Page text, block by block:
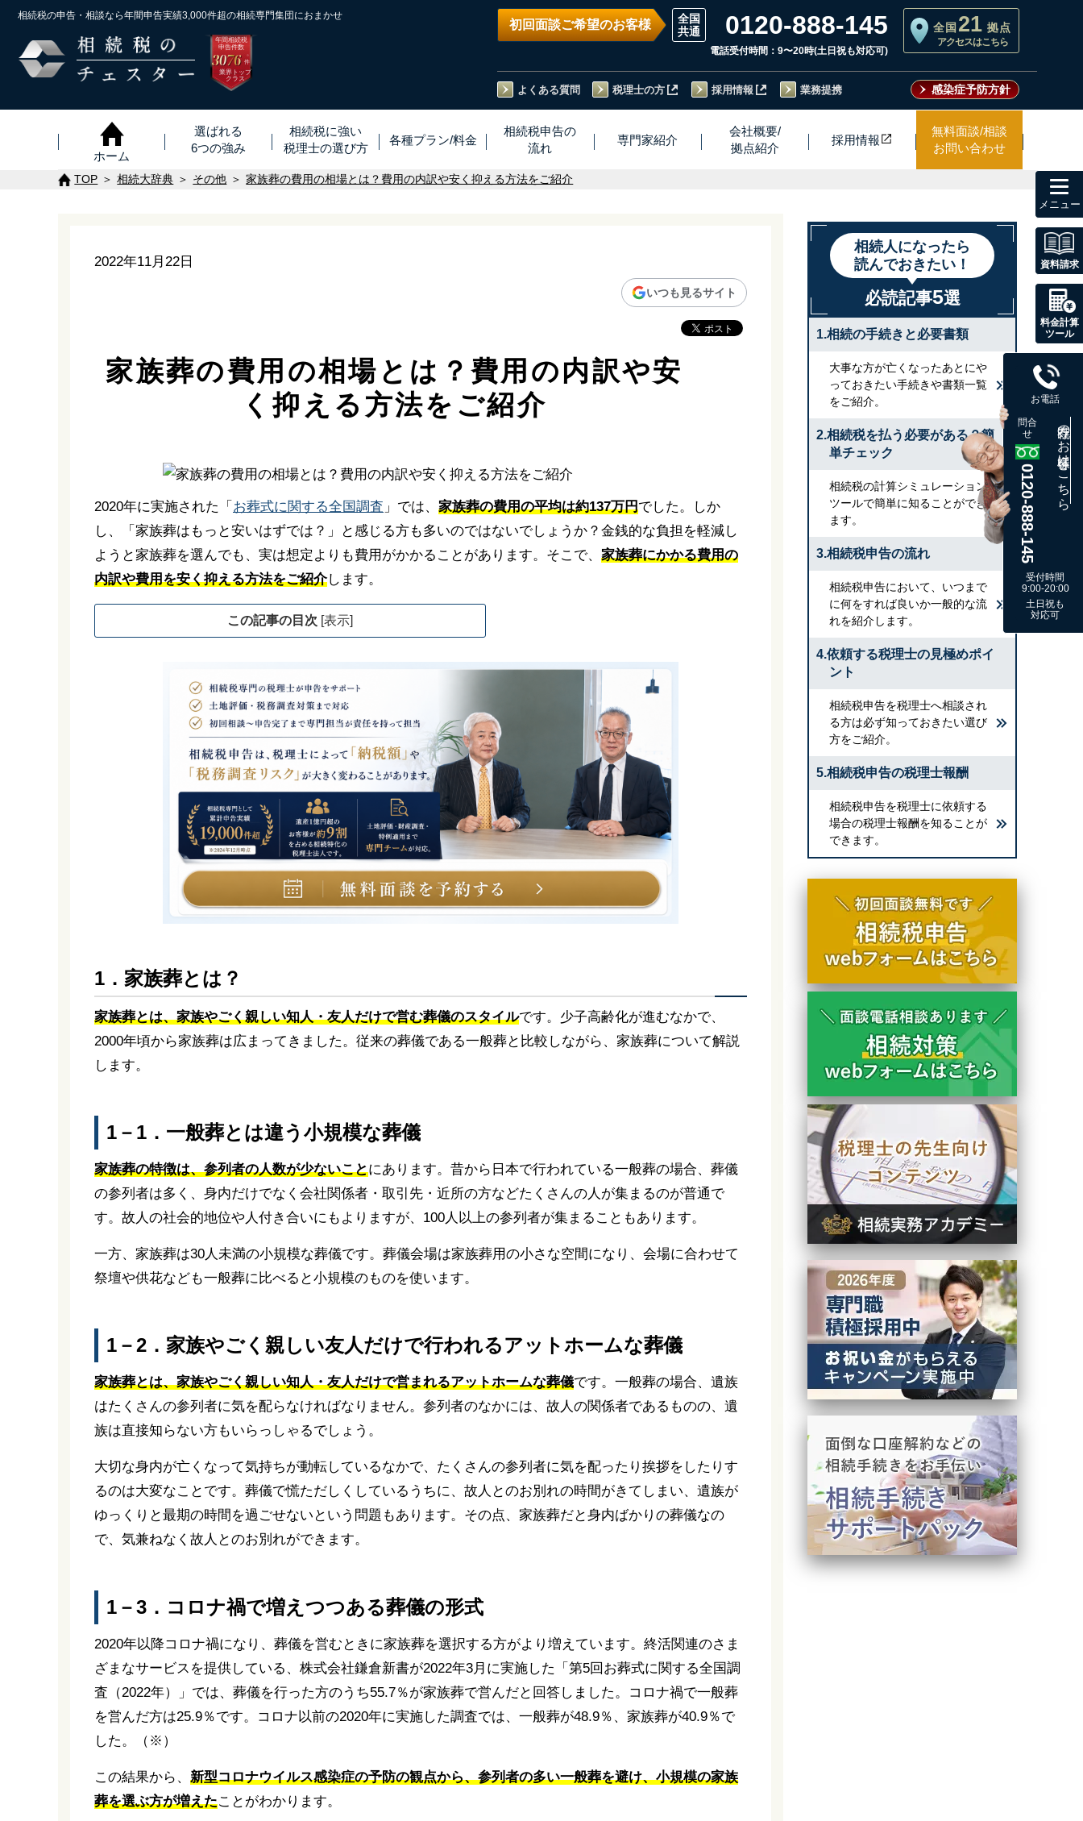
相続税の申告・相談なら年間申告実績3,000件超の相続専門集団におまかせ
年間相続税
申告件数
3076 ※
件
業界トップ
クラス
初回面談ご希望のお客様 0120-888-145
電話受付時間：9〜20時(土日祝も対応可)
全国 21 拠点
アクセスはこちら
よくある質問 税理士の方 採用情報 業務提携 感染症予防方針
ホーム
選ばれる
6つの強み
相続税に強い
税理士の選び方
各種プラン/料金
相続税申告の
流れ
専門家紹介
会社概要/
拠点紹介
採用情報
無料面談/相談
お問い合わせ
TOP 相続大辞典 その他 家族葬の費用の相場とは？費用の内訳や安く抑える方法をご紹介
2022年11月22日
いつも見るサイト
家族葬の費用の相場とは？費用の内訳や安
く抑える方法をご紹介
2020年に実施された「 お葬式に関する全国調査 」では、 家族葬の費用の平均は約137万円でした。しか
し、「家族葬はもっと安いはずでは？」と感じる方も多いのではないでしょうか？金銭的な負担を軽減し
ようと家族葬を選んでも、実は想定よりも費用がかかることがあります。そこで、 家族葬にかかる費用の
内訳や費用を安く抑える方法をご紹介します。
この記事の目次 [表示]
1．家族葬とは？
家族葬とは、家族やごく親しい知人・友人だけで営む葬儀のスタイルです。少子高齢化が進むなかで、
2000年頃から家族葬は広まってきました。従来の葬儀である一般葬と比較しながら、家族葬について解説
します。
1－1．一般葬とは違う小規模な葬儀
家族葬の特徴は、参列者の人数が少ないことにあります。昔から日本で行われている一般葬の場合、葬儀
の参列者は多く、身内だけでなく会社関係者・取引先・近所の方などたくさんの人が集まるのが普通で
す。故人の社会的地位や人付き合いにもよりますが、100人以上の参列者が集まることもあります。
一方、家族葬は30人未満の小規模な葬儀です。葬儀会場は家族葬用の小さな空間になり、会場に合わせて
祭壇や供花なども一般葬に比べると小規模のものを使います。
1－2．家族やごく親しい友人だけで行われるアットホームな葬儀
家族葬とは、家族やごく親しい知人・友人だけで営まれるアットホームな葬儀です。一般葬の場合、遺族
はたくさんの参列者に気を配らなければなりません。参列者のなかには、故人の関係者であるものの、遺
族は直接知らない方もいらっしゃるでしょう。
大切な身内が亡くなって気持ちが動転しているなかで、たくさんの参列者に気を配ったり挨拶をしたりす
るのは大変なことです。葬儀で慌ただしくしているうちに、故人とのお別れの時間がきてしまい、遺族が
ゆっくりと最期の時間を過ごせないという問題もあります。その点、家族葬だと身内ばかりの葬儀なの
で、気兼ねなく故人とのお別れができます。
1－3．コロナ禍で増えつつある葬儀の形式
2020年以降コロナ禍になり、葬儀を営むときに家族葬を選択する方がより増えています。終活関連のさま
ざまなサービスを提供している、株式会社鎌倉新書が2022年3月に実施した「第5回お葬式に関する全国調
査（2022年）」では、葬儀を行った方のうち55.7％が家族葬で営んだと回答しました。コロナ禍で一般葬
を営んだ方は25.9％です。コロナ以前の2020年に実施した調査では、一般葬が48.9％、家族葬が40.9％で
した。（※）
この結果から、 新型コロナウイルス感染症の予防の観点から、参列者の多い一般葬を避け、小規模の家族
葬を選ぶ方が増えたことがわかります。
相続人になったら
読んでおきたい！
必読記事5選
1.相続の手続きと必要書類
大事な方が亡くなったあとにや
っておきたい手続きや書類一覧
をご紹介。
2.相続税を払う必要がある？簡
単チェック
相続税の計算シミュレーション
ツールで簡単に知ることができ
ます。
3.相続税申告の流れ
相続税申告において、いつまで
に何をすれば良いか一般的な流
れを紹介します。
4.依頼する税理士の見極めポイ
ント
相続税申告を税理士へ相談され
る方は必ず知っておきたい選び
方をご紹介。
5.相続税申告の税理士報酬
相続税申告を税理士に依頼する
場合の税理士報酬を知ることが
できます。
資料請求
料金計算
ツール
お電話
問合
せ
0120-888-145
既存のお客様はこちら
受付時間
9:00-20:00
土日祝も
対応可